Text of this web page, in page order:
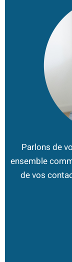
Parlons de
ensemble
de vos